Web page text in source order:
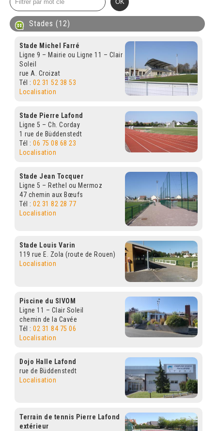
Stades (12)
Stade Michel Farré
Ligne 9 – Mairie ou Ligne 11 – Clair
Soleil
rue A. Croizat
Tél : 02 31 52 38 53
Localisation
Stade Pierre Lafond
Ligne 5 – Ch. Corday
1 rue de Büddenstedt
Tél : 06 75 08 68 23
Localisation
Stade Jean Tocquer
Ligne 5 – Rethel ou Mermoz
47 chemin aux Bœufs
Tél : 02 31 82 28 77
Localisation
Stade Louis Varin
119 rue E. Zola (route de Rouen)
Localisation
Piscine du SIVOM
Ligne 11 – Clair Soleil
chemin de la Cavée
Tél : 02 31 84 75 06
Localisation
Dojo Halle Lafond
rue de Büddenstedt
Localisation
Terrain de tennis Pierre Lafond
extérieur